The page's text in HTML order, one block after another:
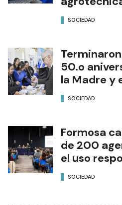
SOCIEDAD
50.o
la Madre y
SOCIEDAD
Formosa
de 200
el uso
SOCIEDAD